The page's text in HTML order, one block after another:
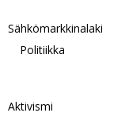
Sähkömarkkinalaki
Politiikka
Aktivismi